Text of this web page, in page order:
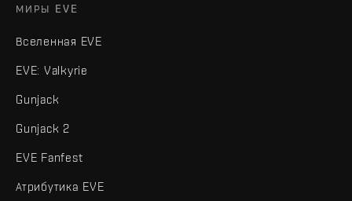
МИРЫ EVE
Вселенная EVE
EVE: Valkyrie
Gunjack
Gunjack 2
EVE Fanfest
Атрибутика EVE